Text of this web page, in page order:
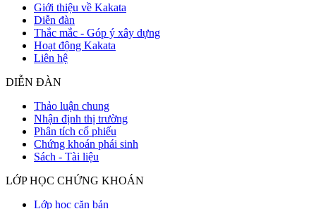
Giới thiệu về Kakata
Diễn đàn
Thắc mắc - Góp ý xây dựng
Hoạt động Kakata
Liên hệ
DIỄN ĐÀN
Thảo luận chung
Nhận định thị trường
Phân tích cổ phiếu
Chứng khoán phái sinh
Sách - Tài liệu
LỚP HỌC CHỨNG KHOÁN
Lớp học căn bản